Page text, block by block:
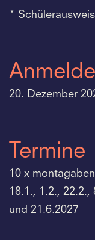
*
20. Dezember
Termine
10 x
18.1., 1.2., 22.2.,
und 21.6.2027